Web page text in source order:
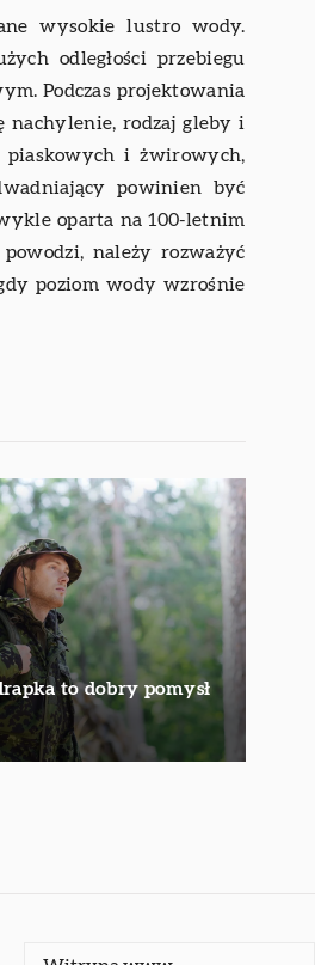
wysokie lustro wody.
odległości przebiegu
Podczas projektowania
nachylenie, rodzaj gleby i
piaskowych i żwirowych,
powinien być
oparta na 100-letnim
należy rozważyć
poziom wody wzrośnie
to dobry pomysł